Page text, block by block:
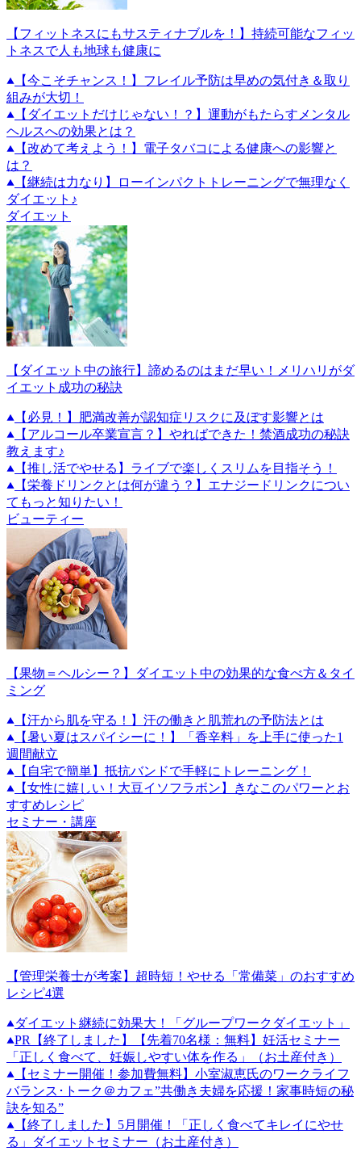
【フィットネスにもサスティナブルを！】持続可能なフィッ
トネスで人も地球も健康に
【今こそチャンス！】フレイル予防は早めの気付き＆取り
組みが大切！
【ダイエットだけじゃない！？】運動がもたらすメンタル
ヘルスへの効果とは？
【改めて考えよう！】電子タバコによる健康への影響と
は？
【継続は力なり】ローインパクトトレーニングで無理なく
ダイエット♪
ダイエット
【ダイエット中の旅行】諦めるのはまだ早い！メリハリがダ
イエット成功の秘訣
【必見！】肥満改善が認知症リスクに及ぼす影響とは
【アルコール卒業宣言？】やればできた！禁酒成功の秘訣
教えます♪
【推し活でやせる】ライブで楽しくスリムを目指そう！
【栄養ドリンクとは何が違う？】エナジードリンクについ
てもっと知りたい！
ビューティー
【果物＝ヘルシー？】ダイエット中の効果的な食べ方＆タイ
ミング
【汗から肌を守る！】汗の働きと肌荒れの予防法とは
【暑い夏はスパイシーに！】「香辛料」を上手に使った1
週間献立
【自宅で簡単】抵抗バンドで手軽にトレーニング！
【女性に嬉しい！大豆イソフラボン】きなこのパワーとお
すすめレシピ
セミナー・講座
【管理栄養士が考案】超時短！やせる「常備菜」のおすすめ
レシピ4選
ダイエット継続に効果大！「グループワークダイエット」
PR 【終了しました】【先着70名様：無料】妊活セミナー
「正しく食べて、妊娠しやすい体を作る」（お土産付き）
【セミナー開催！参加費無料】小室淑恵氏のワークライフ
バランス･トーク＠カフェ”共働き夫婦を応援！家事時短の秘
訣を知る”
【終了しました】5月開催！「正しく食べてキレイにやせ
る」ダイエットセミナー（お土産付き）